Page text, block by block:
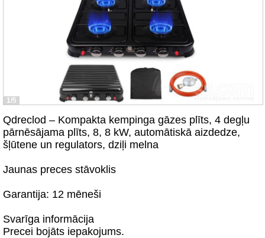
1/5
Qdreclod – Kompakta kempinga gāzes plīts, 4 degļu
pārnēsājama plīts, 8, 8 kW, automātiskā aizdedze,
šļūtene un regulators, dziļi melna
Jaunas preces stāvoklis
Garantija: 12 mēneši
Svarīga informācija
Precei bojāts iepakojums.